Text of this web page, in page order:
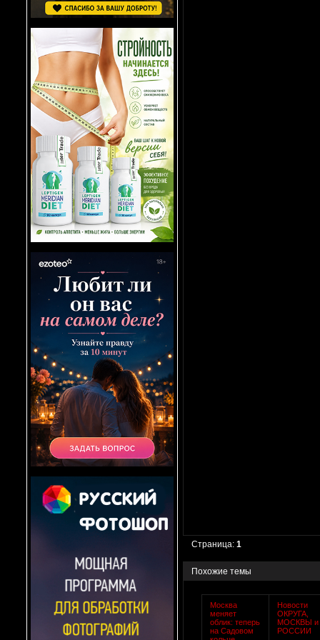
Страница:1
Похожие темы
Москва
меняет
облик: теперь
на Садовом
Новости
ОКРУГА,
МОСКВЫ и
РОССИИ